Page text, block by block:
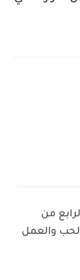
من
في الحب والعمل